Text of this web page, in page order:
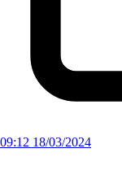
09:12 18/03/2024